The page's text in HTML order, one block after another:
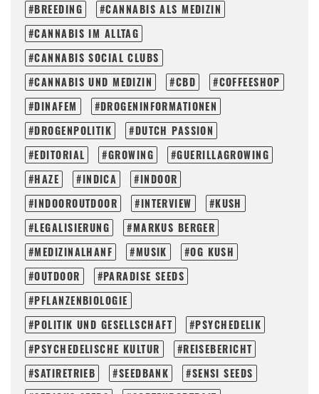
BREEDING
CANNABIS ALS MEDIZIN
CANNABIS IM ALLTAG
CANNABIS SOCIAL CLUBS
CANNABIS UND MEDIZIN
CBD
COFFEESHOP
DINAFEM
DROGENINFORMATIONEN
DROGENPOLITIK
DUTCH PASSION
EDITORIAL
GROWING
GUERILLAGROWING
HAZE
INDICA
INDOOR
INDOOROUTDOOR
INTERVIEW
KUSH
LEGALISIERUNG
MARKUS BERGER
MEDIZINALHANF
MUSIK
OG KUSH
OUTDOOR
PARADISE SEEDS
PFLANZENBIOLOGIE
POLITIK UND GESELLSCHAFT
PSYCHEDELIK
PSYCHEDELISCHE KULTUR
REISEBERICHT
SATIRETRIEB
SEEDBANK
SENSI SEEDS